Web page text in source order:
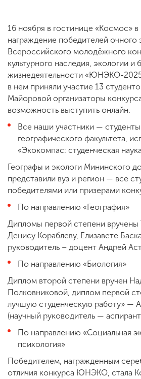
16 ноября в гостинице «Космос»
награждение победителей очного
Всероссийского молодёжного
культурного наследия, экологии и
жизнедеятельности «ЮНЭКО-
в нем приняли участие 13
Майоровой организаторы
возможность выступить онлайн.
Все наши участники —
географического факультета,
«Экокомпас: студенческая
Географы и экологи Мининского
представили вуз и регион — все
победителями или призерами
По направлению «География»
Дипломы первой степени вручены
Денису Кораблеву, Елизавете
руководитель – доцент Андрей
По направлению «Биология»
Диплом второй степени вручен
Полковниковой, диплом первой
лучшую студенческую работу» —
(научный руководитель —
По направлению «Социальная
психология»
Победителем, награжденным
отличия конкурса ЮНЭКО, стала